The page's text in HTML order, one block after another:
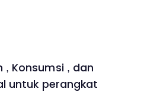
, Konsumsi , dan
untuk perangkat